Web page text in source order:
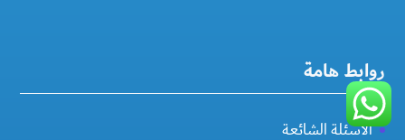
روابط هامة
الأسئلة الشائعة